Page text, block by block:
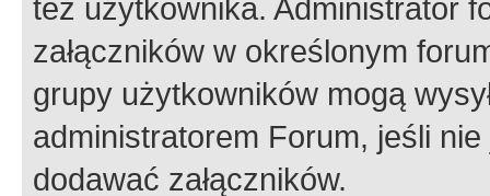
też użytkownika. Administrator
załączników w określonym
grupy użytkowników mogą
administratorem Forum, jeśli
dodawać załączników.